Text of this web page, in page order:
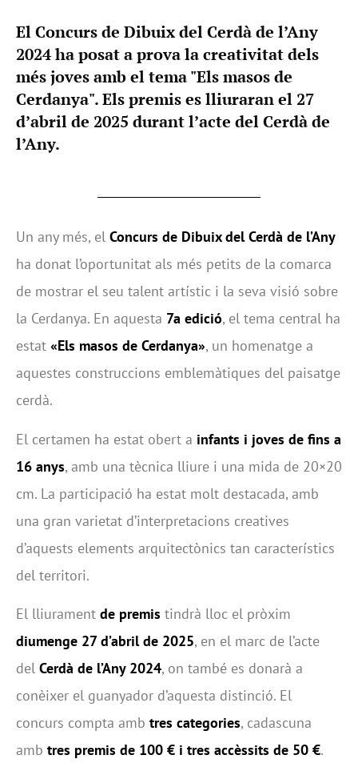
El Concurs de Dibuix del Cerdà de l’Any
2024 ha posat a prova la creativitat dels
més joves amb el tema "Els masos de
Cerdanya". Els premis es lliuraran el 27
d’abril de 2025 durant l’acte del Cerdà de
l’Any.
Un any més, el Concurs de Dibuix del Cerdà de l’Any
ha donat l’oportunitat als més petits de la comarca
de mostrar el seu talent artístic i la seva visió sobre
la Cerdanya. En aquesta 7a edició, el tema central ha
estat «Els masos de Cerdanya», un homenatge a
aquestes construccions emblemàtiques del paisatge
cerdà.
El certamen ha estat obert a infants i joves de fins a
16 anys, amb una tècnica lliure i una mida de 20×20
cm. La participació ha estat molt destacada, amb
una gran varietat d’interpretacions creatives
d’aquests elements arquitectònics tan característics
del territori.
El lliurament de premis tindrà lloc el pròxim
diumenge 27 d’abril de 2025, en el marc de l’acte
del Cerdà de l’Any 2024, on també es donarà a
conèixer el guanyador d’aquesta distinció. El
concurs compta amb tres categories, cadascuna
amb tres premis de 100 € i tres accèssits de 50 €.